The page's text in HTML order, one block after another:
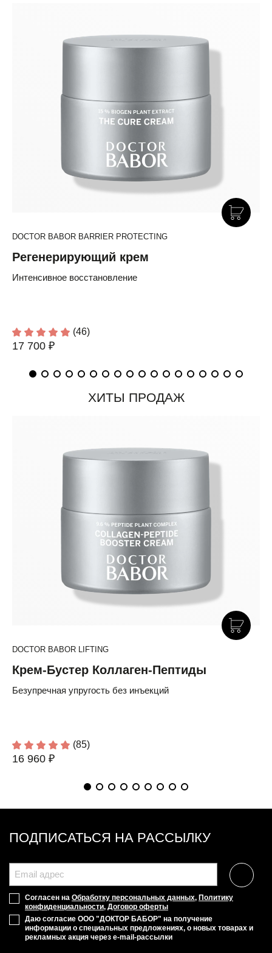
DOCTOR BABOR BARRIER PROTECTING
Регенерирующий крем
Интенсивное восстановление
(46)
17 700 ₽
ХИТЫ ПРОДАЖ
DOCTOR BABOR LIFTING
Крем-Бустер Коллаген-Пептиды
Безупречная упругость без инъекций
(85)
16 960 ₽
ПОДПИСАТЬСЯ НА РАССЫЛКУ
Согласен на Обработку персональных данных, Политику
конфиденциальности, Договор оферты
Даю согласие ООО "ДОКТОР БАБОР" на получение
информации о специальных предложениях, о новых товарах и
рекламных акция через e-mail-рассылки